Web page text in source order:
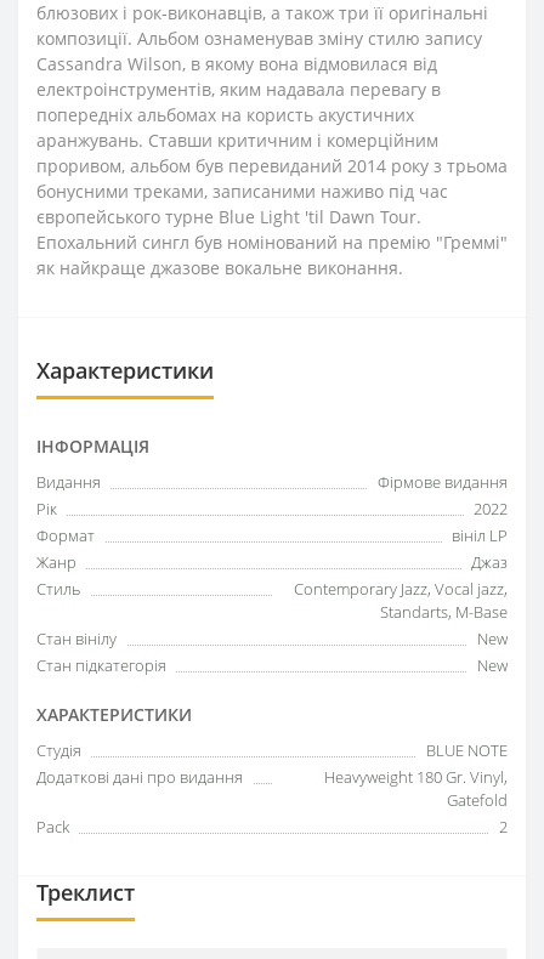
блюзових і рок-виконавців, а також три її оригінальні
композиції. Альбом ознаменував зміну стилю запису
Cassandra Wilson, в якому вона відмовилася від
електроінструментів, яким надавала перевагу в
попередніх альбомах на користь акустичних
аранжувань. Ставши критичним і комерційним
проривом, альбом був перевиданий 2014 року з трьома
бонусними треками, записаними наживо під час
європейського турне Blue Light 'til Dawn Tour.
Епохальний сингл був номінований на премію "Греммі"
як найкраще джазове вокальне виконання.
Характеристики
ІНФОРМАЦІЯ
Видання
Фірмове видання
Рік
2022
Формат
вініл LP
Жанр
Джаз
Стиль
Contemporary Jazz, Vocal jazz,
Standarts, M-Base
Стан вінілу
New
Стан підкатегорія
New
ХАРАКТЕРИСТИКИ
Студія
BLUE NOTE
Додаткові дані про видання
Heavyweight 180 Gr. Vinyl,
Gatefold
Pack
2
Треклист